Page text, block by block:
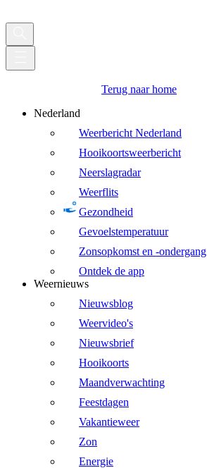
Terug naar home
Nederland
Weerbericht Nederland
Hooikoortsweerbericht
Neerslagradar
Weerflits
Gezondheid
Gevoelstemperatuur
Zonsopkomst en -ondergang
Ontdek de app
Weernieuws
Nieuwsblog
Weervideo's
Nieuwsbrief
Hooikoorts
Maandverwachting
Feestdagen
Vakantieweer
Zon
Energie